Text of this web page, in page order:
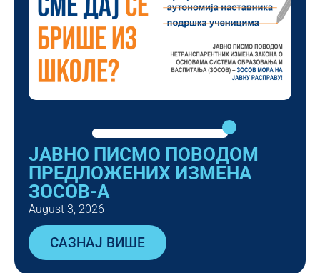
ЈАВНО ПИСМО ПОВОДОМ
ПРЕДЛОЖЕНИХ ИЗМЕНА
ЗОСОВ-А
August 3, 2026
САЗНАЈ ВИШЕ